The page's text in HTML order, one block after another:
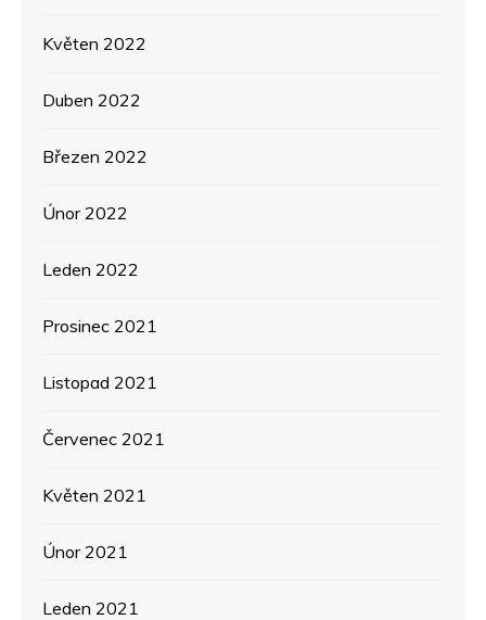
Květen 2022
Duben 2022
Březen 2022
Únor 2022
Leden 2022
Prosinec 2021
Listopad 2021
Červenec 2021
Květen 2021
Únor 2021
Leden 2021